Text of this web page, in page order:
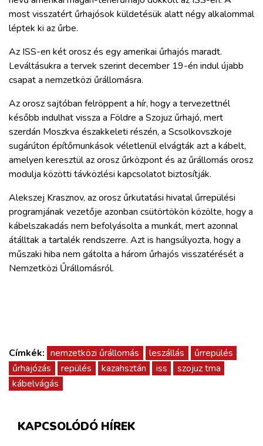
WEBSHOP
BELÉPÉS
most visszatért űrhajósok küldetésük alatt négy alkalommal
léptek ki az űrbe.
Az ISS-en két orosz és egy amerikai űrhajós maradt.
Leváltásukra a tervek szerint december 19-én indul újabb
csapat a nemzetközi űrállomásra.
Az orosz sajtóban felröppent a hír, hogy a tervezettnél
később indulhat vissza a Földre a Szojuz űrhajó, mert
szerdán Moszkva északkeleti részén, a Scsolkovszkoje
sugárúton építőmunkások véletlenül elvágták azt a kábelt,
amelyen keresztül az orosz űrközpont és az űrállomás orosz
modulja közötti távközlési kapcsolatot biztosítják.
Alekszej Krasznov, az orosz űrkutatási hivatal űrrepülési
programjának vezetője azonban csütörtökön közölte, hogy a
kábelszakadás nem befolyásolta a munkát, mert azonnal
átálltak a tartalék rendszerre. Azt is hangsúlyozta, hogy a
műszaki hiba nem gátolta a három űrhajós visszatérését a
Nemzetközi Űrállomásról.
Címkék: nemzetközi űrállomás leszállás
űrrepülés
űrhajózás
repülés kazahsztán iss
szojuz tma
kábelvágás
KAPCSOLÓDÓ HÍREK